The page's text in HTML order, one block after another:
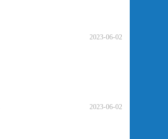
2023-06-02
2023-06-02